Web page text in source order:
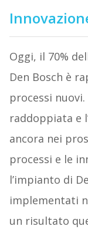
Oggi, il 70%
Den Bosch è
processi
raddoppiata e
ancora nei
processi e le
l’impianto di
implementati
un risultato